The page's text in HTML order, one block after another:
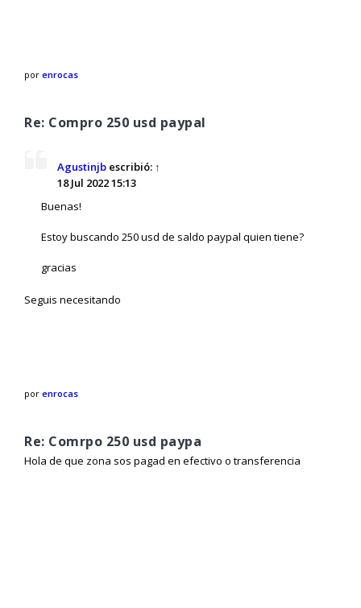
por enrocas
Re: Compro 250 usd paypal
Agustinjb escribió: ↑
18 Jul 2022 15:13
Buenas!
Estoy buscando 250 usd de saldo paypal quien tiene?
gracias
Seguis necesitando
por enrocas
Re: Comrpo 250 usd paypa
Hola de que zona sos pagad en efectivo o transferencia